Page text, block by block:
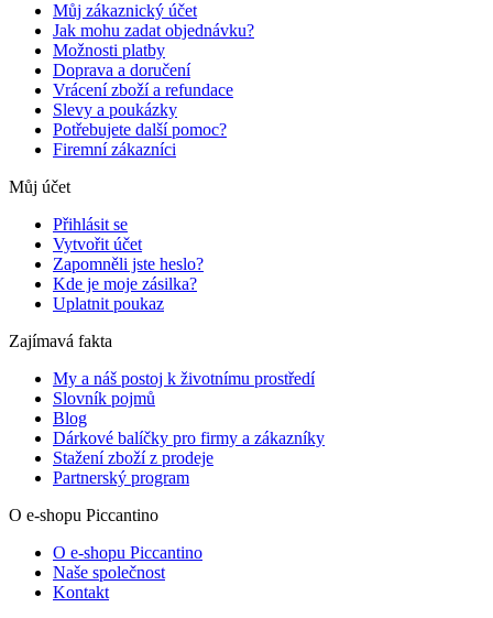
Můj zákaznický účet
Jak mohu zadat objednávku?
Možnosti platby
Doprava a doručení
Vrácení zboží a refundace
Slevy a poukázky
Potřebujete další pomoc?
Firemní zákazníci
Můj účet
Přihlásit se
Vytvořit účet
Zapomněli jste heslo?
Kde je moje zásilka?
Uplatnit poukaz
Zajímavá fakta
My a náš postoj k životnímu prostředí
Slovník pojmů
Blog
Dárkové balíčky pro firmy a zákazníky
Stažení zboží z prodeje
Partnerský program
O e-shopu Piccantino
O e-shopu Piccantino
Naše společnost
Kontakt